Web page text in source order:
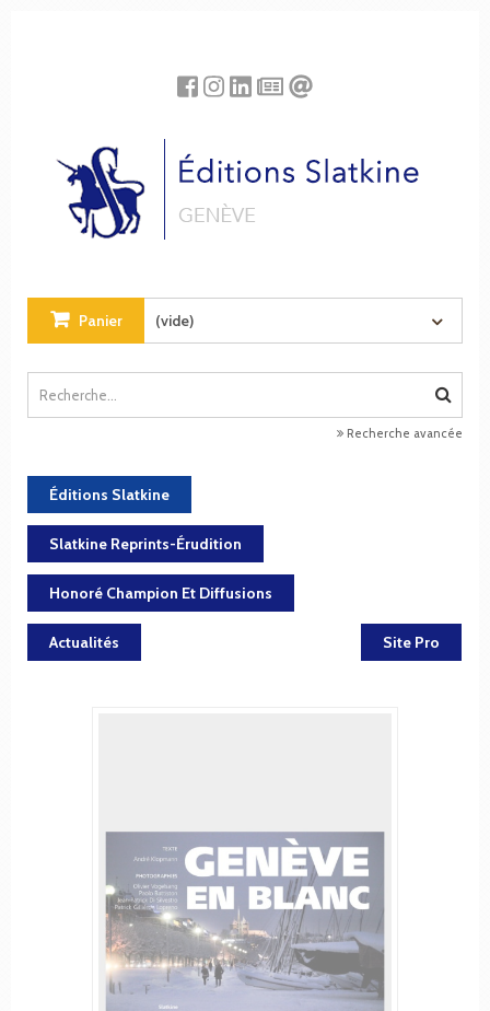
Panier (vide)
Recherche avancée
Éditions Slatkine
Slatkine Reprints-Érudition
Honoré Champion Et Diffusions
Actualités Site Pro